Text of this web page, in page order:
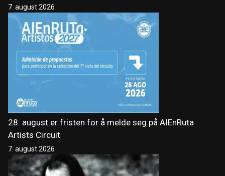
7. august 2026
28. august er fristen for å melde seg på AIEnRuta
Artists Circuit
7. august 2026